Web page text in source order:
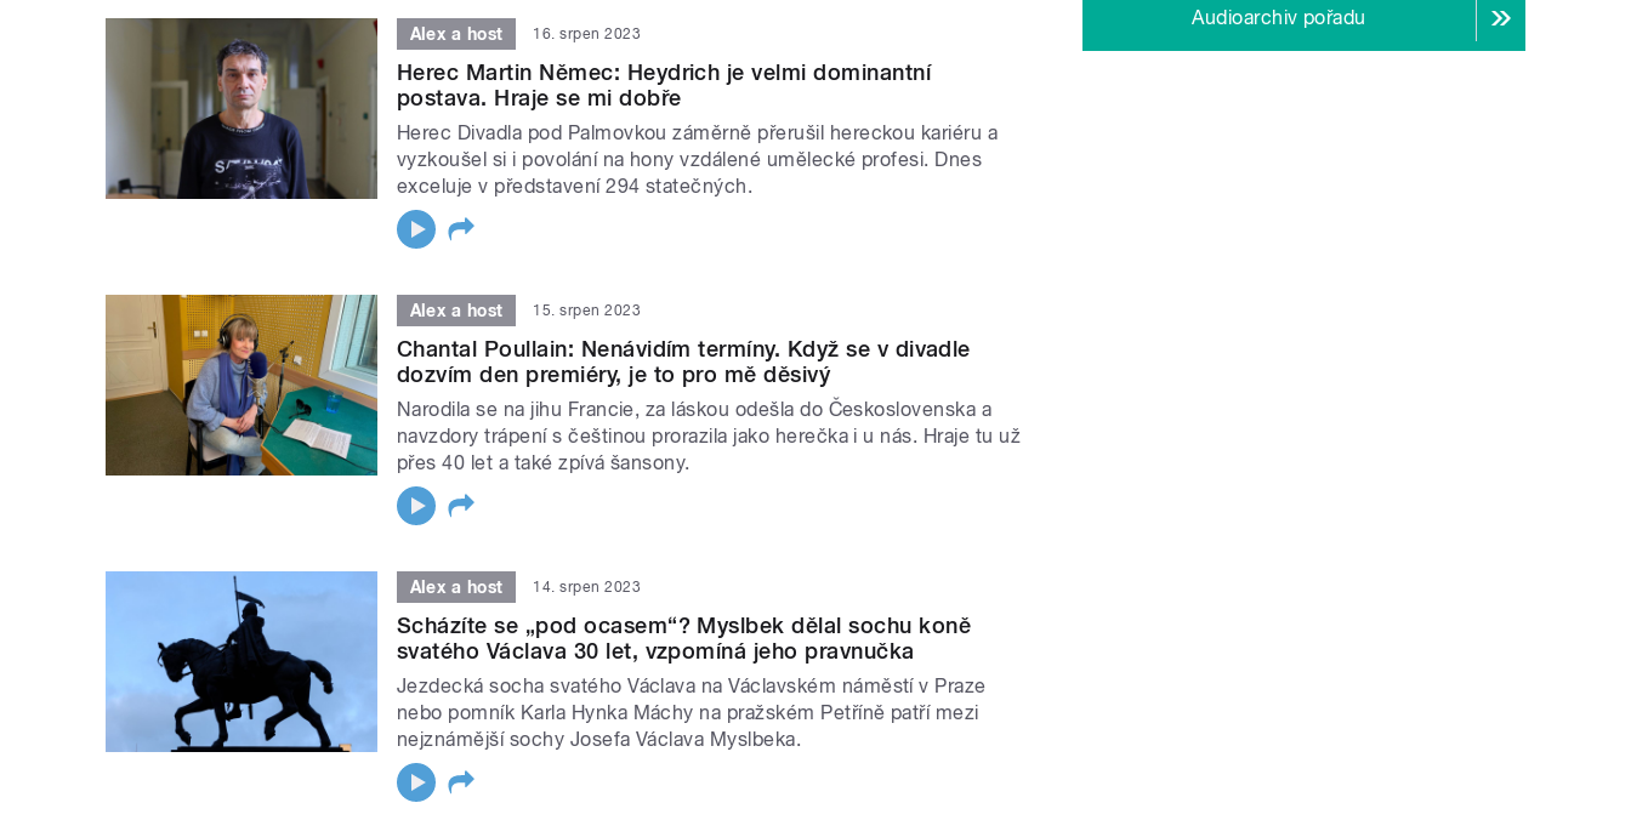
Alex a host 16. srpen 2023
Herec Martin Němec: Heydrich je velmi dominantní
postava. Hraje se mi dobře
Herec Divadla pod Palmovkou záměrně přerušil hereckou kariéru a
vyzkoušel si i povolání na hony vzdálené umělecké profesi. Dnes
exceluje v představení 294 statečných.
Alex a host 15. srpen 2023
Chantal Poullain: Nenávidím termíny. Když se v divadle
dozvím den premiéry, je to pro mě děsivý
Narodila se na jihu Francie, za láskou odešla do Československa a
navzdory trápení s češtinou prorazila jako herečka i u nás. Hraje tu už
přes 40 let a také zpívá šansony.
Alex a host 14. srpen 2023
Scházíte se „pod ocasem“? Myslbek dělal sochu koně
svatého Václava 30 let, vzpomíná jeho pravnučka
Jezdecká socha svatého Václava na Václavském náměstí v Praze
nebo pomník Karla Hynka Máchy na pražském Petříně patří mezi
nejznámější sochy Josefa Václava Myslbeka.
Audioarchiv pořadu